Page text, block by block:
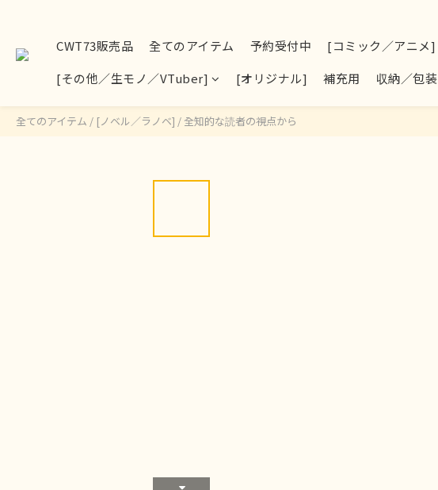
CWT73販売品 全てのアイテム 予約受付中 [コミック／アニメ]
[その他／生モノ／VTuber]
[オリジナル] 補充用 収納／包装
全てのアイテム / [ノベル／ラノベ] / 全知的な読者の視点から